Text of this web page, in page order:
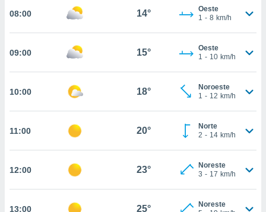
botón
a la
todas
ya sean
nos
en
perfil
y
CONTINUAR
08:00 14°
Oeste
1 - 8 km/h
09:00 15°
Oeste
1 - 10 km/h
10:00 18°
Noroeste
1 - 12 km/h
11:00 20°
Norte
2 - 14 km/h
12:00 23°
Noreste
3 - 17 km/h
13:00 25°
Noreste